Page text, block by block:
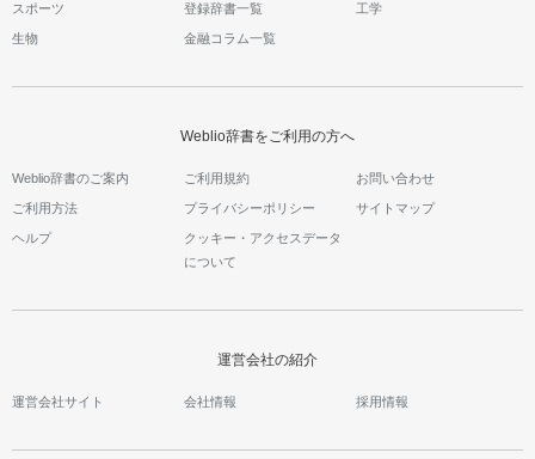
スポーツ 登録辞書一覧 工学
生物 金融コラム一覧
Weblio辞書をご利用の方へ
Weblio辞書のご案内 ご利用規約 お問い合わせ
ご利用方法 プライバシーポリシー サイトマップ
ヘルプ
クッキー・アクセスデータ
について
運営会社の紹介
運営会社サイト 会社情報 採用情報